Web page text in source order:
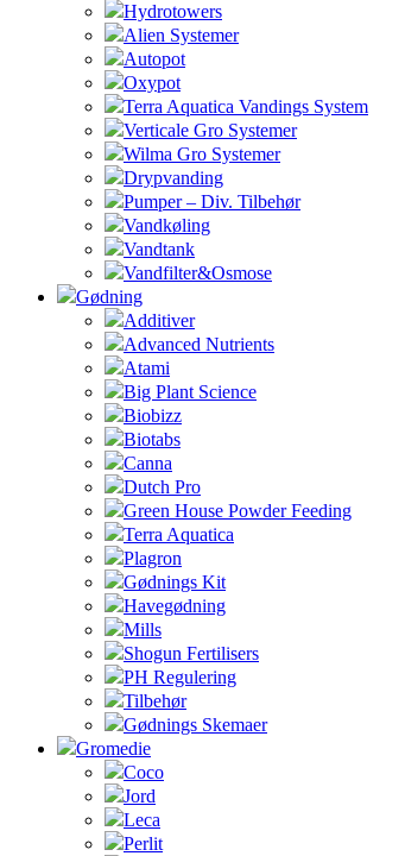
Hydrotowers
Alien Systemer
Autopot
Oxypot
Terra Aquatica Vandings System
Verticale Gro Systemer
Wilma Gro Systemer
Drypvanding
Pumper – Div. Tilbehør
Vandkøling
Vandtank
Vandfilter&Osmose
Gødning
Additiver
Advanced Nutrients
Atami
Big Plant Science
Biobizz
Biotabs
Canna
Dutch Pro
Green House Powder Feeding
Terra Aquatica
Plagron
Gødnings Kit
Havegødning
Mills
Shogun Fertilisers
PH Regulering
Tilbehør
Gødnings Skemaer
Gromedie
Coco
Jord
Leca
Perlit